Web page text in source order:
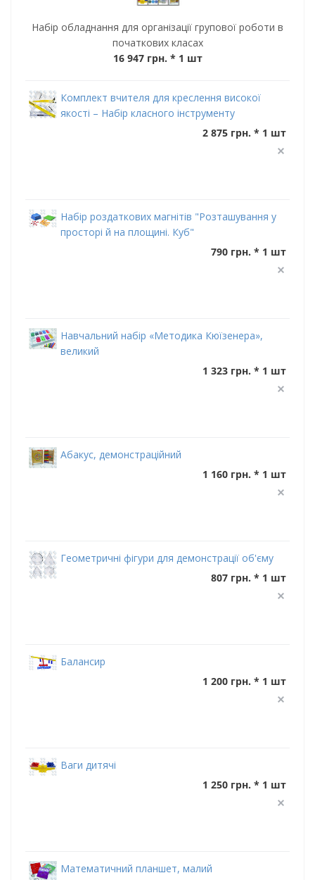
Набір обладнання для організації групової роботи в
початкових класах
16 947 грн. * 1 шт
Комплект вчителя для креслення високої
якості – Набір класного інструменту
2 875 грн. * 1 шт
Набір роздаткових магнітів "Розташування у
просторі й на площині. Куб"
790 грн. * 1 шт
Навчальний набір «Методика Кюїзенера»,
великий
1 323 грн. * 1 шт
Абакус, демонстраційний
1 160 грн. * 1 шт
Геометричні фігури для демонстрації об'єму
807 грн. * 1 шт
Балансир
1 200 грн. * 1 шт
Ваги дитячі
1 250 грн. * 1 шт
Математичний планшет, малий